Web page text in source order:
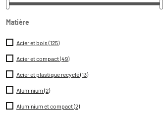
Matière
Acier et bois(125)
Acier et compact(49)
Acier et plastique recyclé(13)
Aluminium (2)
Aluminium et compact(2)